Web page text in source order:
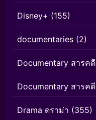
Disney+ (155)
documentaries (2)
Documentary สารคดี
Documentary สารคดี
Drama ดราม่า (355)